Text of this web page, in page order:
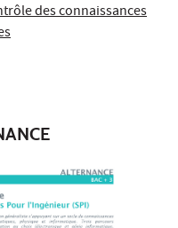
des connaissances